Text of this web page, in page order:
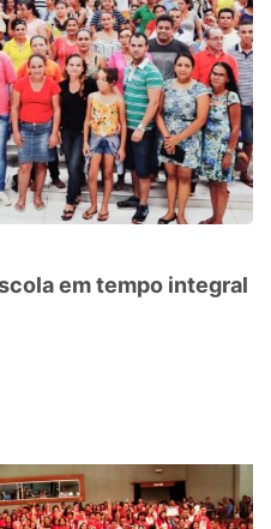
em tempo integral